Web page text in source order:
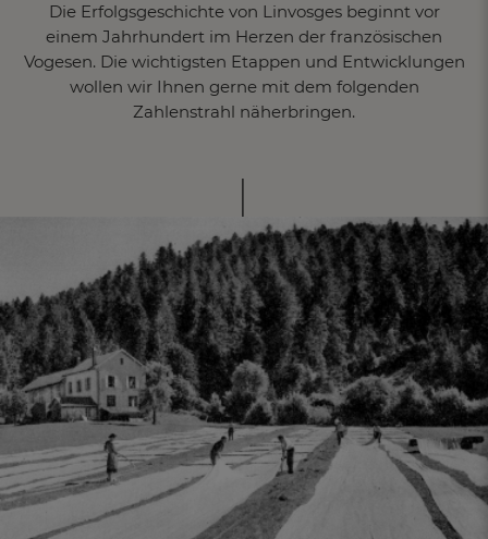
FR DE
AT
BE
Die Erfolgsgeschichte von Linvosges beginnt vor
einem Jahrhundert im Herzen der französischen
Vogesen. Die wichtigsten Etappen und Entwicklungen
wollen wir Ihnen gerne mit dem folgenden
Zahlenstrahl näherbringen.